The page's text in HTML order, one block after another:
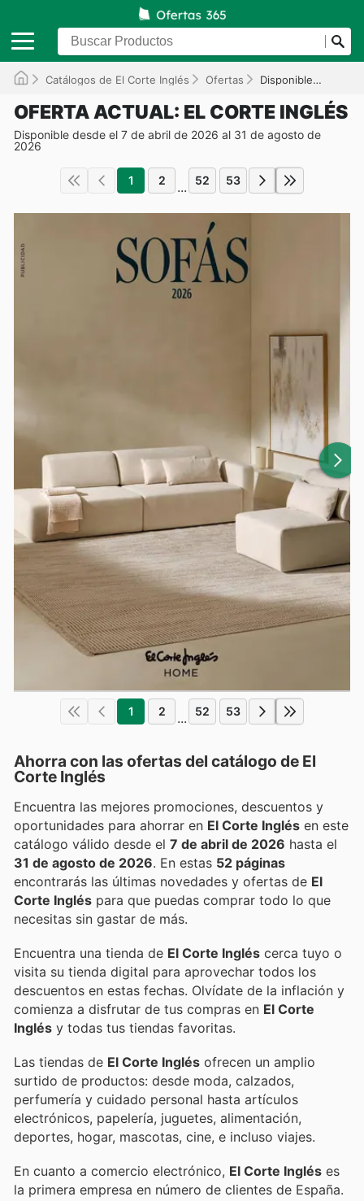
Catálogos de El Corte Inglés Ofertas Disponible hasta el 31/08/2026
OFERTA ACTUAL: EL CORTE INGLÉS
Disponible desde el 7 de abril de 2026 al 31 de agosto de
2026
1 2 ... 52 53
1 2 ... 52 53
Ahorra con las ofertas del catálogo de El
Corte Inglés
Encuentra las mejores promociones, descuentos y
oportunidades para ahorrar en El Corte Inglés en este
catálogo válido desde el 7 de abril de 2026 hasta el
31 de agosto de 2026 . En estas 52 páginas
encontrarás las últimas novedades y ofertas de El
Corte Inglés para que puedas comprar todo lo que
necesitas sin gastar de más.
Encuentra una tienda de El Corte Inglés cerca tuyo o
visita su tienda digital para aprovechar todos los
descuentos en estas fechas. Olvídate de la inflación y
comienza a disfrutar de tus compras en El Corte
Inglés y todas tus tiendas favoritas.
Las tiendas de El Corte Inglés ofrecen un amplio
surtido de productos: desde moda, calzados,
perfumería y cuidado personal hasta artículos
electrónicos, papelería, juguetes, alimentación,
deportes, hogar, mascotas, cine, e incluso viajes.
En cuanto a comercio electrónico, El Corte Inglés es
la primera empresa en número de clientes de España.